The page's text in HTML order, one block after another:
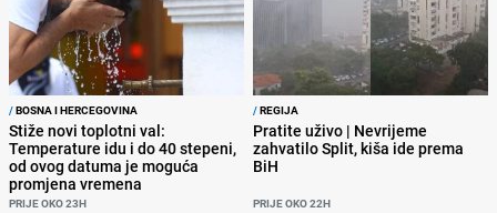
/BOSNA I HERCEGOVINA
Stiže novi toplotni val:
Temperature idu i do 40 stepeni,
od ovog datuma je moguća
promjena vremena
PRIJE OKO 23H
/REGIJA
Pratite uživo | Nevrijeme
zahvatilo Split, kiša ide prema
BiH
PRIJE OKO 22H